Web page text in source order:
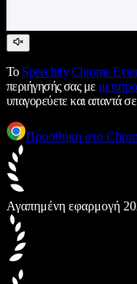
Το Speechify Chrome
περιήγησής σας με
υπαγορεύετε και απαντά
Προσθήκη στο
Αγαπημένη εφαρμογή